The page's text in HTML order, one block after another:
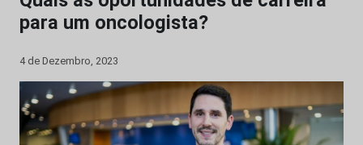
para um oncologista?
4 de Dezembro, 2023